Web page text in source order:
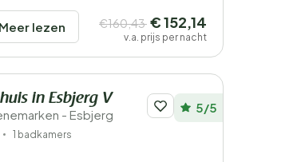
Meer lezen €160,43 € 152,14
v.a. prijs per nacht
in Esbjerg V
- Esbjerg 5/5
1 badkamers